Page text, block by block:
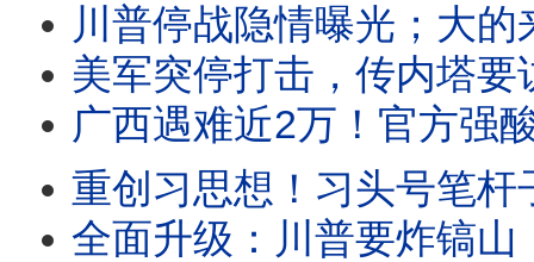
川普停战隐情曝光；大的来了？小泽内塔同日赴美；王虹致辞不提
美军突停打击，传内塔要访美，川普提3停战方案，要打还是要谈？2迹象战争
广西遇难近2万！官方强酸灭迹；温家宝秘书双开，惊现空前罪名！胡塞开
重创习思想！习头号笔杆子被抓；美沙重磅核协议引爆中东；川普“1：1”
全面升级：川普要炸镐山，警告胡塞别妄动！伊朗袭击亚马逊中心，以色列全